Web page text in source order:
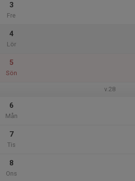
3
Fre
4
Lör
5
Sön
v.28
6
Mån
7
Tis
8
Ons